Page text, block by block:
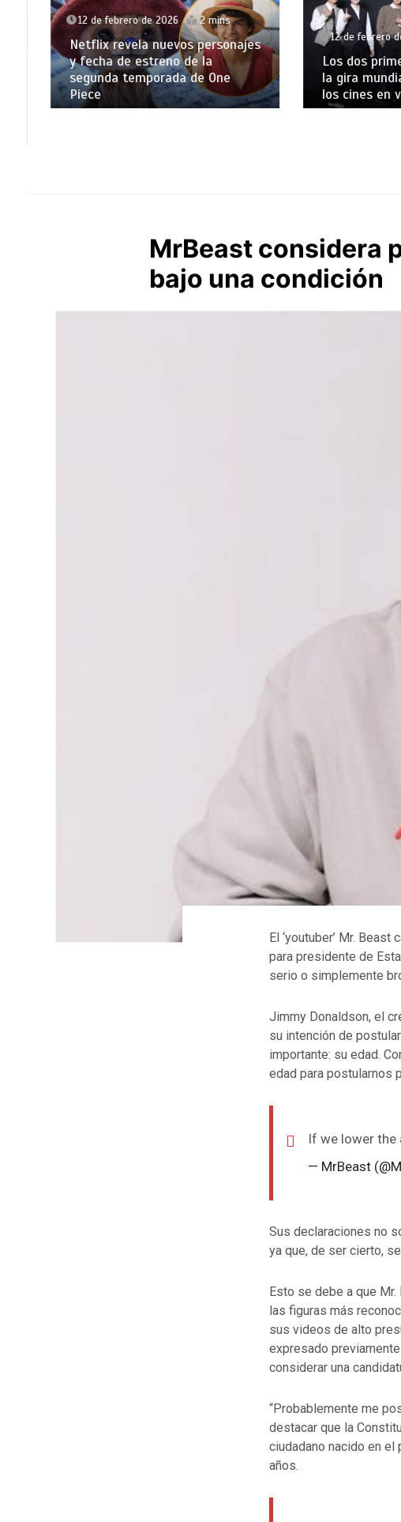
12 de febrero de 2026 2 mins
Netflix revela nuevos personajes
y fecha de estreno de la
segunda temporada de One
Piece
12 de febrero de
Los dos
la gira
los cines en
MrBeast considera
bajo una condición
El ‘youtuber’ Mr.
para presidente de
serio o simplemente
Jimmy Donaldson, el
su intención de
importante: su edad.
edad para postularnos
If we lower the
— MrBeast
Sus declaraciones no
ya que, de ser cierto,
Esto se debe a que
las figuras más
sus videos de alto
expresado
considerar una
“Probablemente me
destacar que la
ciudadano nacido en el
años.